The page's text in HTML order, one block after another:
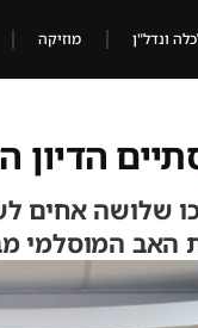
ונדל"ן מוזיקה
הדיון
שלושה אחים
האב המוסלמי